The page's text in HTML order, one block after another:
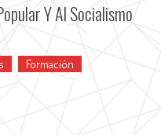
Y Al Socialismo
Formación